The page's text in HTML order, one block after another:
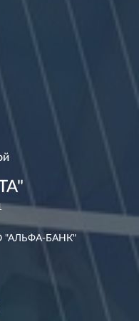
"АЛЬФА-БАНК"